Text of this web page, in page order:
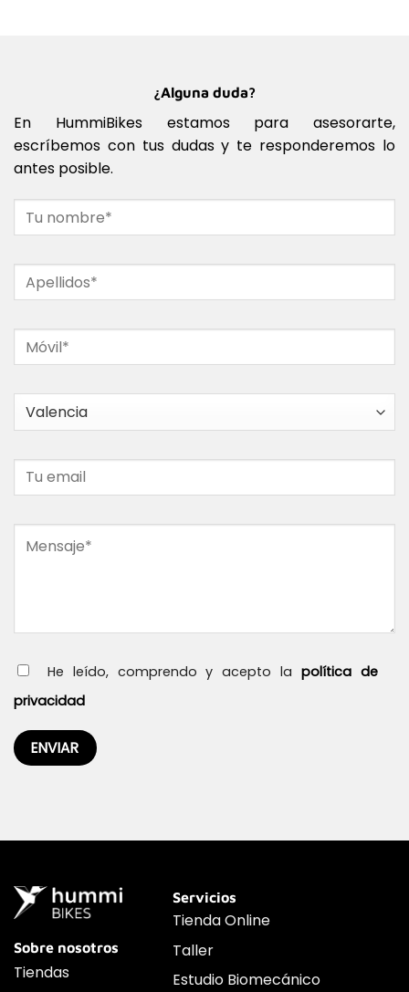
¿Alguna duda?
En HummiBikes estamos para asesorarte,
escríbemos con tus dudas y te responderemos lo
antes posible.
He leído, comprendo y acepto lapolítica de
privacidad
Sobre nosotros
Tiendas
Servicios
Tienda Online
Taller
Estudio Biomecánico